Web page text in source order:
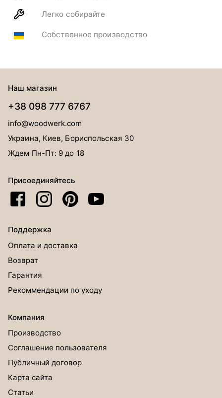
Легко собирайте
Собственное производство
Наш магазин
+38 098 777 6767
info@woodwerk.com
Украина, Киев, Бориспольская 30
Ждем Пн-Пт: 9 до 18
Присоединяйтесь
Поддержка
Оплата и доставка
Возврат
Гарантия
Рекоммендации по уходу
Компания
Производство
Соглашение пользователя
Публичный договор
Карта сайта
Статьи